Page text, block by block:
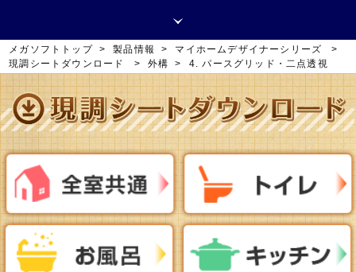
取扱販売店 デモ情報 お問い合わせ
メガソフトトップ > 製品情報 > マイホームデザイナーシリーズ
>
現調シートダウンロード
> 外構 > 4. パースグリッド・二点透視